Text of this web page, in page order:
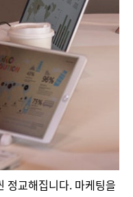
정교해집니다. 마케팅을